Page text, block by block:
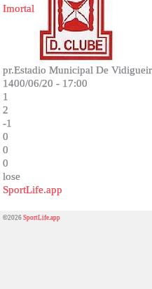
Imortal
pr.Estadio Municipal De
1400/06/20 - 17:00
1
2
-1
0
0
0
lose
SportLife.app
©2026SportLife.app